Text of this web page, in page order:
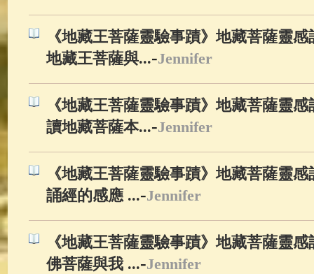
《地藏王菩薩靈驗事蹟》地藏菩薩靈
地藏王菩薩與...-Jennifer
《地藏王菩薩靈驗事蹟》地藏菩薩靈
讀地藏菩薩本...-Jennifer
《地藏王菩薩靈驗事蹟》地藏菩薩靈
誦經的感應 ...-Jennifer
《地藏王菩薩靈驗事蹟》地藏菩薩靈
佛菩薩與我 ...-Jennifer